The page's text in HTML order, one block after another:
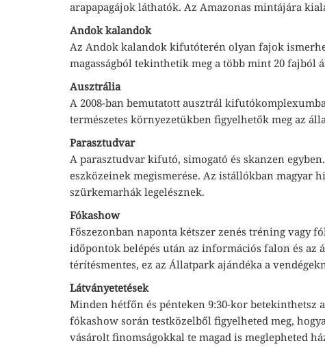
arapapagájok láthatók. Az Amazonas mintájára
Andok kalandok
Az Andok kalandok kifutóterén olyan fajok
magasságból tekinthetik meg a több mint 20 fajból
Ausztrália
A 2008-ban bemutatott ausztrál
természetes környezetükben figyelhetők meg az
Parasztudvar
A parasztudvar kifutó, simogató és skanzen
eszközeinek megismerése. Az istállókban magyar
szürkemarhák legelésznek.
Fókashow
Főszezonban naponta kétszer zenés tréning
időpontok belépés után az információs falon és az
térítésmentes, ez az Állatpark ajándéka a
Látványetetések
Minden hétfőn és pénteken 9:30-kor betekinthetsz
fókashow során testközelből figyelheted meg,
vásárolt finomságokkal te magad is meglepheted